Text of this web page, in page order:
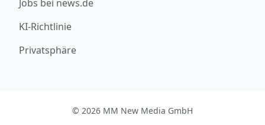
Jobs bei news.de
KI-Richtlinie
Privatsphäre
© 2026 MM New Media GmbH